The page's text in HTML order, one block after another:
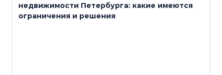
недвижимости Петербурга: какие имеются
ограничения и решения